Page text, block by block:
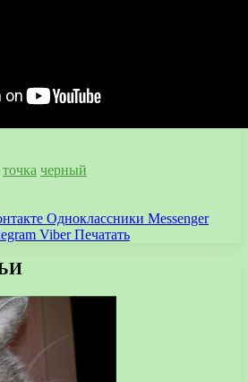
точка черный
Одноклассники Messenger
Viber Печатать